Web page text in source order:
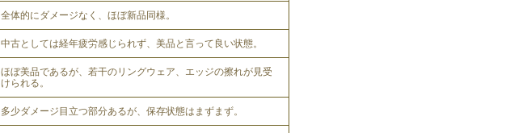
全体的にダメージなく、ほぼ新品同様。
中古としては経年疲労感じられず、美品と言って良い状態。
ほぼ美品であるが、若干のリングウェア、エッジの擦れが見受
けられる。
多少ダメージ目立つ部分あるが、保存状態はまずまず。